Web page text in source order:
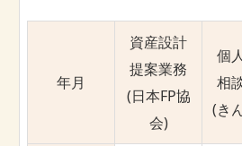
年月
資産設計
提案業務
(日本FP協
会)
個
相
(き